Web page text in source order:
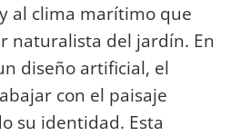
al clima marítimo que
naturalista del jardín. En
diseño artificial, el
con el paisaje
su identidad. Esta